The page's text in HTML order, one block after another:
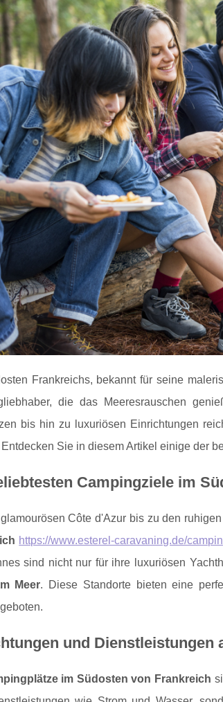
Frankreichs, bekannt für seine
die das Meeresrauschen
bis hin zu luxuriösen Einrichtungen
Entdecken Sie in diesem Artikel einige der
Campingziele im
Côte d'Azur bis zu den
https://www.esterel-caravaning.de/
sind nicht nur für ihre luxuriösen
Meer. Diese Standorte bieten eine
und Dienstleistungen
im Südosten von Frankreich